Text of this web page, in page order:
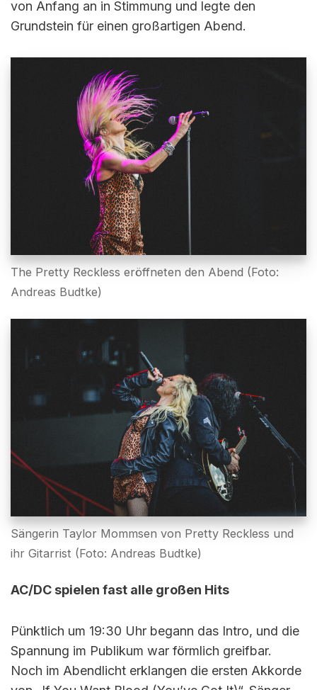
von Anfang an in Stimmung und legte den
Grundstein für einen großartigen Abend.
The Pretty Reckless eröffneten den Abend (Foto:
Andreas Budtke)
Sängerin Taylor Mommsen von Pretty Reckless und
ihr Gitarrist (Foto: Andreas Budtke)
AC/DC spielen fast alle großen Hits
Pünktlich um 19:30 Uhr begann das Intro, und die
Spannung im Publikum war förmlich greifbar.
Noch im Abendlicht erklangen die ersten Akkorde